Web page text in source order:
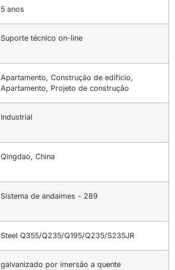
5 anos
Suporte técnico on-line
Apartamento, Construção de edifício,
Apartamento, Projeto de construção
Industrial
Qingdao, China
Sistema de andaimes - 289
Steel Q355/Q235/Q195/Q235/S235JR
galvanizado por imersão a quente